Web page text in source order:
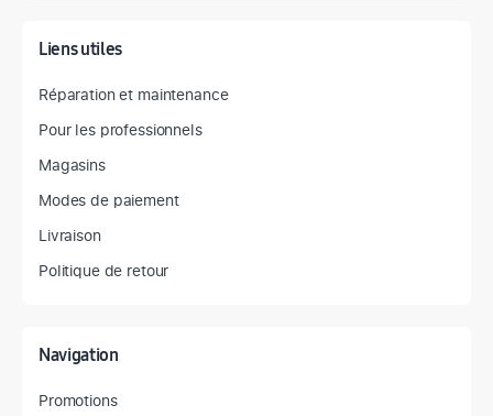
Liens utiles
Réparation et maintenance
Pour les professionnels
Magasins
Modes de paiement
Livraison
Politique de retour
Navigation
Promotions